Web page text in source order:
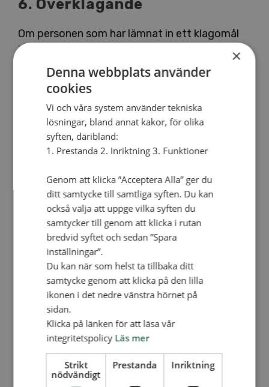
6. Överklagande
Om personen som har lämnat in ett klagomål
inte är nöjd med svaret och de fattade
besluten kan han/hon lämna in en överklagan
genom de klagomåls- och svarsmekanismer
GUIDELINES FOR
COMPLAINTS AND
RESPONSE MECHANISM
1. Introduction and purpose
In line with the commitments made in the Anti-
corruption policy of SAM, the organisation’s
Complaints and Response Mechanism is
outlined in this document.
×
Denna webbplats använder
cookies
Vi och våra system använder tekniska
lösningar, bland annat kakor, för olika
syften, däribland:
1. Prestanda 2. Inriktning 3. Funktioner
Genom att klicka ”Acceptera Alla” ger du
ditt samtycke till samtliga syften. Du kan
också välja att uppge vilka syften du
samtycker till genom att klicka i rutan
bredvid syftet och sedan ”Spara
inställningar”.
Du kan när som helst ta tillbaka ditt
samtycke genom att klicka på den lilla
ikonen i det nedre vänstra hörnet på
sidan.
Klicka på länken för att läsa vår
integritetspolicy Läs mer
Strikt
nödvändigt
Prestanda Inriktning